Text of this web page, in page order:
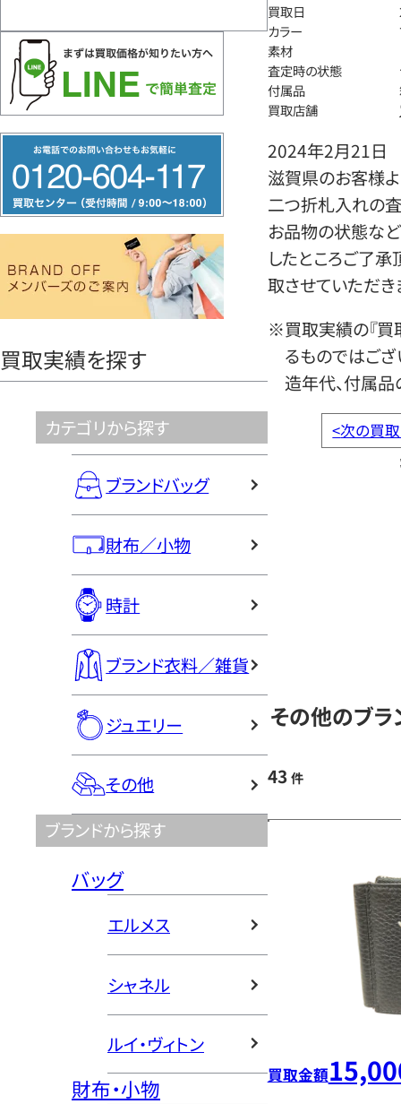
リ
ー
ヤ
買取実績を探す
カテゴリから探す
ブランドバッグ
財布／小物
時計
ブランド衣料／雑貨
ジュエリー
その他
ブランドから探す
バッグ
エルメス
シャネル
ルイ・ヴィトン
財布・小物
買取日
カラー
素材
査定時の状態
付属品
買取店舗
2024年2月21日
滋賀県のお客様
二つ折札入れの
お品物の状態など
したところご了
取させていただき
※買取実績の『買
るものではござ
造年代、付属品
<次の買
その他のブラ
43 件
買取金額